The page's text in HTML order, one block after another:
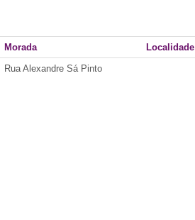
Morada Localidade
Rua Alexandre Sá Pinto